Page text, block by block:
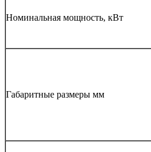
Номинальная мощность, кВт
Габаритные размеры мм